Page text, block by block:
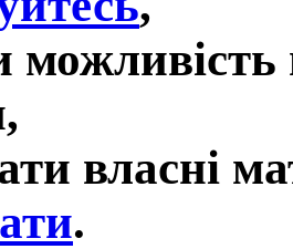
власні
.